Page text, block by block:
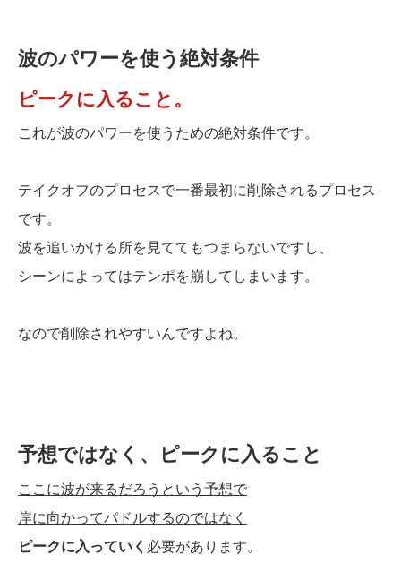
波のパワーを使う絶対条件
ピークに入ること。
これが波のパワーを使うための絶対条件です。
テイクオフのプロセスで一番最初に削除されるプロセス
です。
波を追いかける所を見ててもつまらないですし、
シーンによってはテンポを崩してしまいます。
なので削除されやすいんですよね。
予想ではなく、ピークに入ること
ここに波が来るだろうという予想で
岸に向かってパドルするのではなく
ピークに入っていく 必要があります。